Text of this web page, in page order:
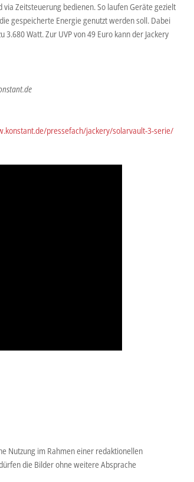
Zeitsteuerung bedienen. So laufen Geräte gezielt
gespeicherte Energie genutzt werden soll. Dabei
Watt. Zur UVP von 49 Euro kann der Jackery
pressefach/jackery/solarvault-3-serie/
Nutzung im Rahmen einer redaktionellen
die Bilder ohne weitere Absprache